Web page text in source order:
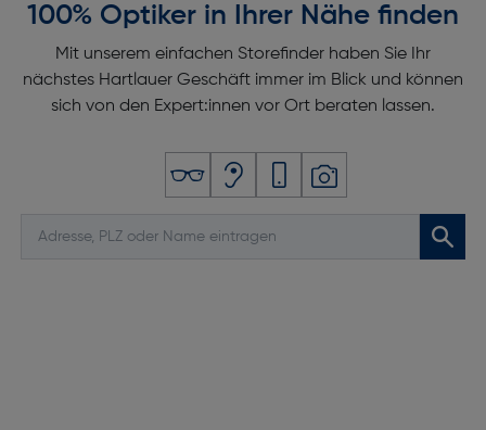
100% Optiker in Ihrer Nähe finden
Mit unserem einfachen Storefinder haben Sie Ihr
nächstes Hartlauer Geschäft immer im Blick und können
sich von den Expert:innen vor Ort beraten lassen.